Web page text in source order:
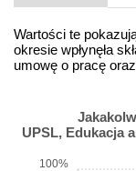
Wartości te
okresie wpłynęła
umowę o pracę
UPSL, Edukacja
100%